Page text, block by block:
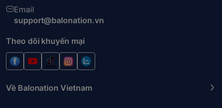
Email
support@balonation.vn
Theo dõi khuyến mại
Về Balonation Vietnam